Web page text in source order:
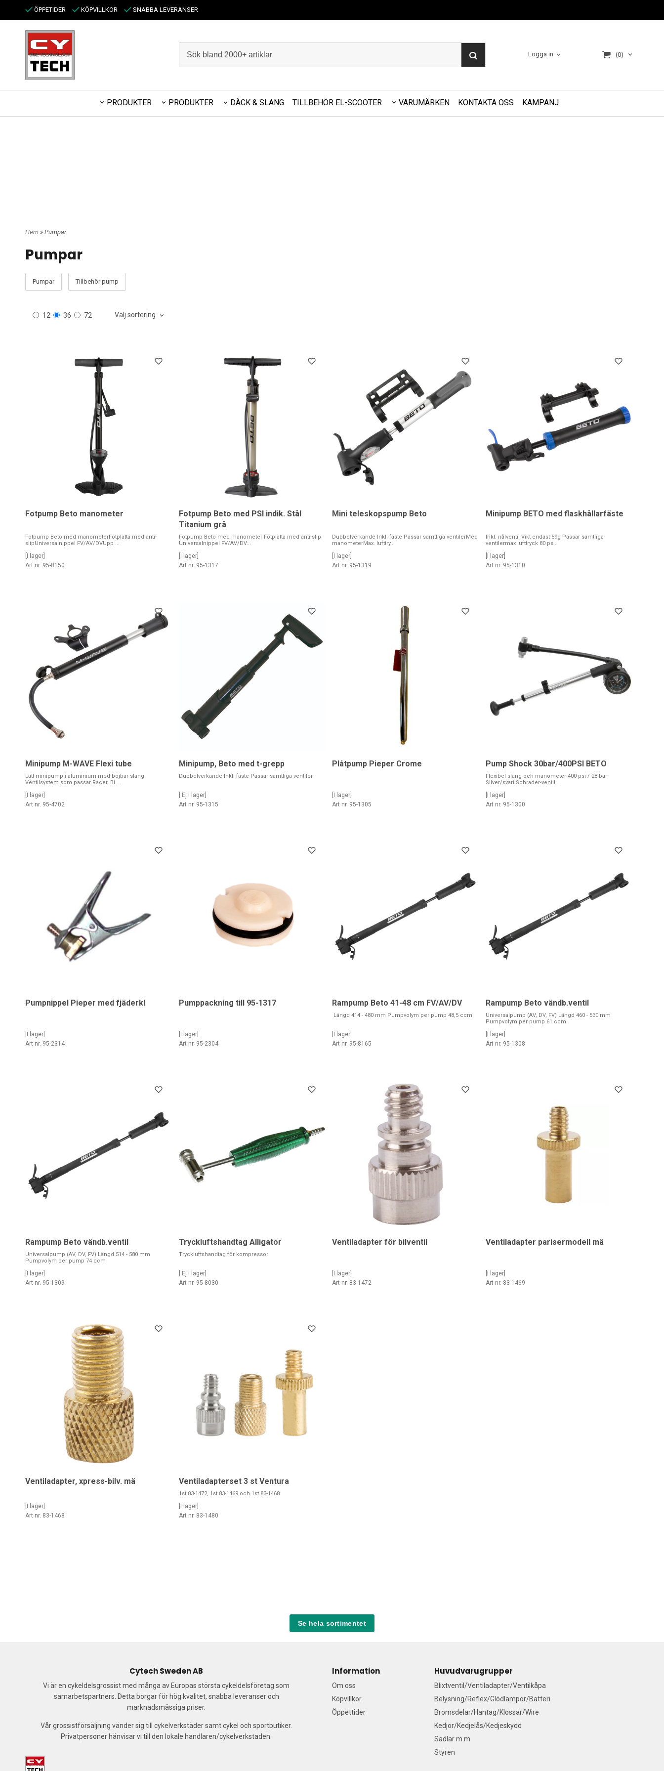
ÖPPETIDER KÖPVILLKOR SNABBA LEVERANSER
Logga in (0)
PRODUKTER PRODUKTER DÄCK & SLANG TILLBEHÖR EL-SCOOTER VARUMÄRKEN KONTAKTA OSS KAMPANJ
Hem » Pumpar
Pumpar
Pumpar Tillbehör pump
12 36 72 Välj sortering
Fotpump Beto manometer
Fotpump Beto med manometerFotplatta med anti-
slipUniversalnippel FV/AV/DVUpp ...
[I lager]
Art nr. 95-8150
Fotpump Beto med PSI indik. Stål
Titanium grå
Fotpump Beto med manometer Fotplatta med anti-slip
Universalnippel FV/AV/DV...
[I lager]
Art nr. 95-1317
Mini teleskopspump Beto
Dubbelverkande Inkl. fäste Passar samtliga ventilerMed
manometerMax. lufttry...
[I lager]
Art nr. 95-1319
Minipump BETO med flaskhållarfäste
Inkl. nålventil Vikt endast 59g Passar samtliga
ventilermax lufttryck 80 ps...
[I lager]
Art nr. 95-1310
Minipump M-WAVE Flexi tube
Lätt minipump i aluminium med böjbar slang.
Ventilsystem som passar Racer, Bi...
[I lager]
Art nr. 95-4702
Minipump, Beto med t-grepp
Dubbelverkande Inkl. fäste Passar samtliga ventiler
[ Ej i lager]
Art nr. 95-1315
Plåtpump Pieper Crome
[I lager]
Art nr. 95-1305
Pump Shock 30bar/400PSI BETO
Flexibel slang och manometer 400 psi / 28 bar
Silver/svart Schrader-ventil...
[I lager]
Art nr. 95-1300
Pumpnippel Pieper med fjäderkl
[I lager]
Art nr. 95-2314
Pumppackning till 95-1317
[I lager]
Art nr. 95-2304
Rampump Beto 41-48 cm FV/AV/DV
Längd 414 - 480 mm Pumpvolym per pump 48,5 ccm
[I lager]
Art nr. 95-8165
Rampump Beto vändb.ventil
Universalpump (AV, DV, FV) Längd 460 - 530 mm
Pumpvolym per pump 61 ccm
[I lager]
Art nr. 95-1308
Rampump Beto vändb.ventil
Universalpump (AV, DV, FV) Längd 514 - 580 mm
Pumpvolym per pump 74 ccm
[I lager]
Art nr. 95-1309
Tryckluftshandtag Alligator
Tryckluftshandtag för kompressor
[ Ej i lager]
Art nr. 95-8030
Ventiladapter för bilventil
[I lager]
Art nr. 83-1472
Ventiladapter parisermodell mä
[I lager]
Art nr. 83-1469
Ventiladapter, xpress-bilv. mä
[I lager]
Art nr. 83-1468
Ventiladapterset 3 st Ventura
1st 83-1472, 1st 83-1469 och 1st 83-1468
[I lager]
Art nr. 83-1480
Se hela sortimentet
Cytech Sweden AB
Vi är en cykeldelsgrossist med många av Europas största cykeldelsföretag som
samarbetspartners. Detta borgar för hög kvalitet, snabba leveranser och
marknadsmässiga priser.
Vår grossistförsäljning vänder sig till cykelverkstäder samt cykel och sportbutiker.
Privatpersoner hänvisar vi till den lokale handlaren/cykelverkstaden.
Information
Om oss
Köpvillkor
Öppettider
Huvudvarugrupper
Blixtventil/Ventiladapter/Ventilkåpa
Belysning/Reflex/Glödlampor/Batteri
Bromsdelar/Hantag/Klossar/Wire
Kedjor/Kedjelås/Kedjeskydd
Sadlar m.m
Styren